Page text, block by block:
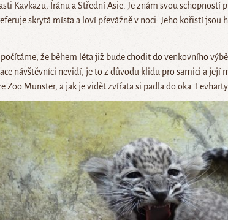
Kavkazu, Íránu a Střední Asie. Je znám svou
skrytá místa a loví převážně v noci. Jeho kořistí jsou
že během léta již bude chodit do venkovního
návštěvníci nevidí, je to z důvodu klidu pro samici a její
Zoo Münster, a jak je vidět zvířata si padla do oka.